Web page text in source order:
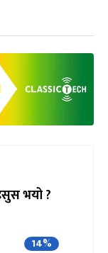
भयो ?
14%